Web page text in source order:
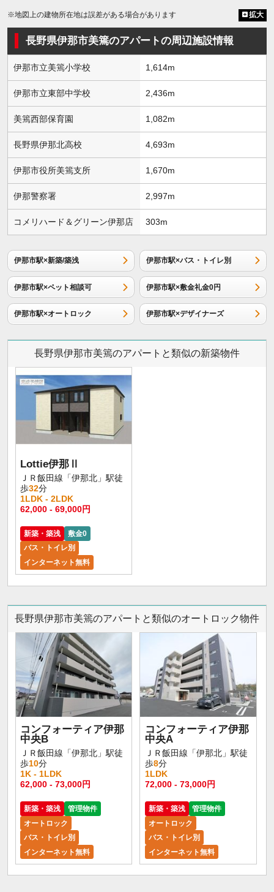
※地図上の建物所在地は誤差がある場合があります 拡大
長野県伊那市美篶のアパートの周辺施設情報
伊那市立美篶小学校 1,614m
伊那市立東部中学校 2,436m
美篶西部保育園 1,082m
長野県伊那北高校 4,693m
伊那市役所美篶支所 1,670m
伊那警察署 2,997m
コメリハード＆グリーン伊那店 303m
伊那市駅×新築/築浅 伊那市駅×バス・トイレ別
伊那市駅×ペット相談可 伊那市駅×敷金礼金0円
伊那市駅×オートロック 伊那市駅×デザイナーズ
長野県伊那市美篶のアパートと類似の新築物件
Lottie伊那Ⅱ
ＪＲ飯田線「伊那北」駅徒
歩32分
1LDK - 2LDK
62,000 - 69,000円
新築・築浅
敷金0
バス・トイレ別
インターネット無料
長野県伊那市美篶のアパートと類似のオートロック物件
コンフォーティア伊那
中央B
ＪＲ飯田線「伊那北」駅徒
歩10分
1K - 1LDK
62,000 - 73,000円
新築・築浅
管理物件
オートロック
バス・トイレ別
インターネット無料
コンフォーティア伊那
中央A
ＪＲ飯田線「伊那北」駅徒
歩8分
1LDK
72,000 - 73,000円
新築・築浅
管理物件
オートロック
バス・トイレ別
インターネット無料